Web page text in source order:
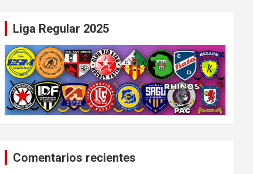
Liga Regular 2025
Comentarios recientes